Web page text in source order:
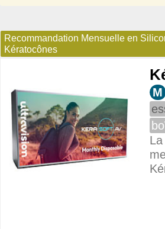
Recommandation Mensuelle en
Kératocônes
M